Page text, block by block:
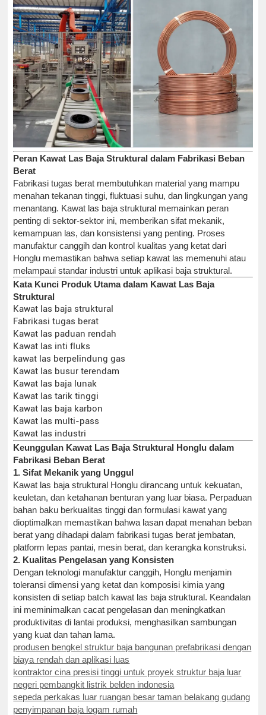
Peran Kawat Las Baja Struktural dalam Fabrikasi Beban
Berat
Fabrikasi tugas berat membutuhkan material yang mampu
menahan tekanan tinggi, fluktuasi suhu, dan lingkungan yang
menantang. Kawat las baja struktural memainkan peran
penting di sektor-sektor ini, memberikan sifat mekanik,
kemampuan las, dan konsistensi yang penting. Proses
manufaktur canggih dan kontrol kualitas yang ketat dari
Honglu memastikan bahwa setiap kawat las memenuhi atau
melampaui standar industri untuk aplikasi baja struktural.
Kata Kunci Produk Utama dalam Kawat Las Baja
Struktural
Kawat las baja struktural
Fabrikasi tugas berat
Kawat las paduan rendah
Kawat las inti fluks
kawat las berpelindung gas
Kawat las busur terendam
Kawat las baja lunak
Kawat las tarik tinggi
Kawat las baja karbon
Kawat las multi-pass
Kawat las industri
Keunggulan Kawat Las Baja Struktural Honglu dalam
Fabrikasi Beban Berat
1. Sifat Mekanik yang Unggul
Kawat las baja struktural Honglu dirancang untuk kekuatan,
keuletan, dan ketahanan benturan yang luar biasa. Perpaduan
bahan baku berkualitas tinggi dan formulasi kawat yang
dioptimalkan memastikan bahwa lasan dapat menahan beban
berat yang dihadapi dalam fabrikasi tugas berat jembatan,
platform lepas pantai, mesin berat, dan kerangka konstruksi.
2. Kualitas Pengelasan yang Konsisten
Dengan teknologi manufaktur canggih, Honglu menjamin
toleransi dimensi yang ketat dan komposisi kimia yang
konsisten di setiap batch kawat las baja struktural. Keandalan
ini meminimalkan cacat pengelasan dan meningkatkan
produktivitas di lantai produksi, menghasilkan sambungan
yang kuat dan tahan lama.
produsen bengkel struktur baja bangunan prefabrikasi dengan
biaya rendah dan aplikasi luas
kontraktor cina presisi tinggi untuk proyek struktur baja luar
negeri pembangkit listrik belden indonesia
sepeda perkakas luar ruangan besar taman belakang gudang
penyimpanan baja logam rumah